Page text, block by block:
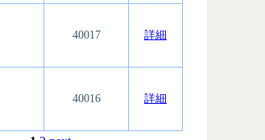
40017 詳細
40016 詳細